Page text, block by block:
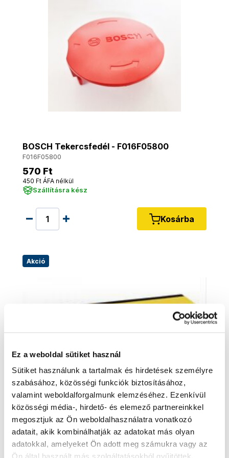
Ez a weboldal sütiket használ
Sütiket használunk a tartalmak és hirdetések személyre
szabásához, közösségi funkciók biztosításához,
valamint weboldalforgalmunk elemzéséhez. Ezenkívül
közösségi média-, hirdető- és elemező partnereinkkel
megosztjuk az Ön weboldalhasználatra vonatkozó
adatait, akik kombinálhatják az adatokat más olyan
adatokkal, amelyeket Ön adott meg számukra vagy az
Ön által használt más szolgáltatásokból gyűjtöttek.
BOSCH Tekercsfedél - F016F05800
F016F05800
570 Ft
450 Ft ÁFA nélkül
Szállításra kész
Kosárba
Akció
DeWALT CSAVAROK GIPSZkartonhoz 25X3,5
1000 DB fémprofilokhoz DWF4000250
DWF4000250